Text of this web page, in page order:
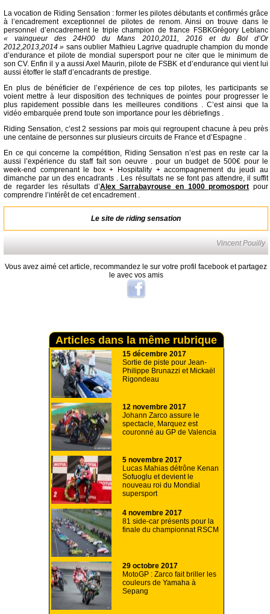
La vocation de Riding Sensation : former les pilotes débutants et confirmés grâce
à l’encadrement exceptionnel de pilotes de renom. Ainsi on trouve dans le
personnel d’encadrement le triple champion de france FSBKGrégory Leblanc
« vainqueur des 24H00 du Mans 2010,2011, 2016 et du Bol d’Or
2012,2013,2014 » sans oublier Mathieu Lagrive quadruple champion du monde
d’endurance et pilote de mondial supersport pour ne citer que le minimum de
son CV. Enfin il y a aussi Axel Maurin, pilote de FSBK et d’endurance qui vient lui
aussi étoffer le staff d’encadrants de prestige.
En plus de bénéficier de l’expérience de ces top pilotes, les participants se
voient mettre à leur disposition des techniques de pointes pour progresser le
plus rapidement possible dans les meilleures conditions . C’est ainsi que la
vidéo embarquée prend toute son importance pour les débriefings .
Riding Sensation, c’est 2 sessions par mois qui regroupent chacune à peu près
une centaine de personnes sur plusieurs circuits de France et d’Espagne .
En ce qui concerne la compétition, Riding Sensation n’est pas en reste car la
aussi l’expérience du staff fait son oeuvre . pour un budget de 500€ pour le
week-end comprenant le box + Hospitality + accompagnement du jeudi au
dimanche par un des encadrants . Les résultats ne se font pas attendre, il suffit
de regarder les résultats d’Alex Sarrabayrouse en 1000 promosport pour
comprendre l’intérêt de cet encadrement .
Le site de riding sensation
Vincent Pouilly
Vous avez aimé cet article, recommandez le sur votre profil facebook et partagez
le avec vos amis
Articles dans la même rubrique
15 décembre 2017
Sortie de piste pour Jean-
Philippe Brunazzi et Mickaël
Rigondeau
12 novembre 2017
Johann Zarco assure le
spectacle, Marquez est
couronné au GP de Valencia
5 novembre 2017
Lucas Mahias détrône Kenan
Sofuoglu et devient le
nouveau roi du Mondial
supersport
4 novembre 2017
81 side-car présents pour la
finale du championnat RSCM
29 octobre 2017
MotoGP : Zarco fait briller les
couleurs de Yamaha à
Sepang